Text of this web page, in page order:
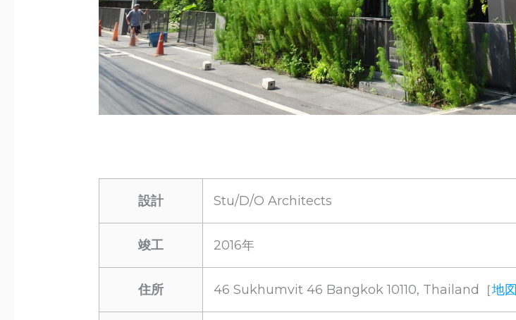
設計 Stu/D/O Architects
竣工 2016年
住所 46 Sukhumvit 46 Bangkok 10110, Thailand［地図